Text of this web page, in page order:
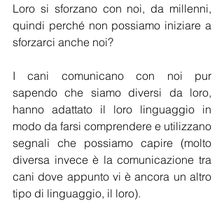
Loro si sforzano con noi, da millenni,
quindi perché non possiamo iniziare a
sforzarci anche noi?
I cani comunicano con noi pur
sapendo che siamo diversi da loro,
hanno adattato il loro linguaggio in
modo da farsi comprendere e utilizzano
segnali che possiamo capire (molto
diversa invece è la comunicazione tra
cani dove appunto vi è ancora un altro
tipo di linguaggio, il loro).